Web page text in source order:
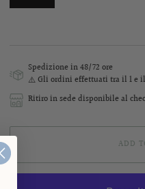
Spedizione in 48/72 ore
⚠️ Gli ordini effettuati tra il 1 e
Ritiro in sede disponibile al
ADD